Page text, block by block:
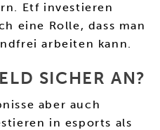
Etf investieren
eine Rolle, dass man
arbeiten kann.
SICHER AN?
aber auch
in esports als